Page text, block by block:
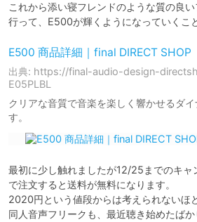
これから添い寝フレンドのような質の良
行って、E500が輝くようになっていくこ
E500 商品詳細｜final DIRECT SHOP
出典: https://final-audio-design-
E05PLBL
クリアな音質で音楽を楽しく響かせるダ
す。
最初に少し触れましたが12/25までのキ
で注文すると送料が無料になります。
2020円という値段からは考えられないほ
同人音声フリークも、最近聴き始めたば